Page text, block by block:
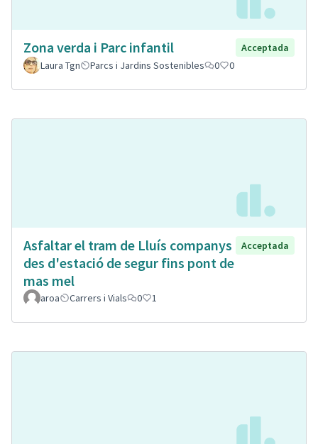
Zona verda i Parc infantil
Acceptada
Laura Tgn
Parcs i Jardins Sostenibles 0 0
Asfaltar el tram de Lluís companys
des d'estació de segur fins pont de
mas mel
Acceptada
aroa Carrers i Vials 0 1